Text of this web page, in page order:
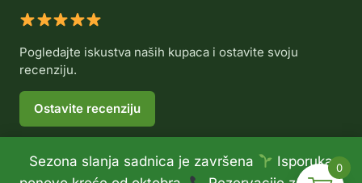
Sezona slanja sadnica je završena
Isporuka
Pogledajte iskustva naših kupaca i ostavite svoju
recenziju.
Ostavite recenziju
0